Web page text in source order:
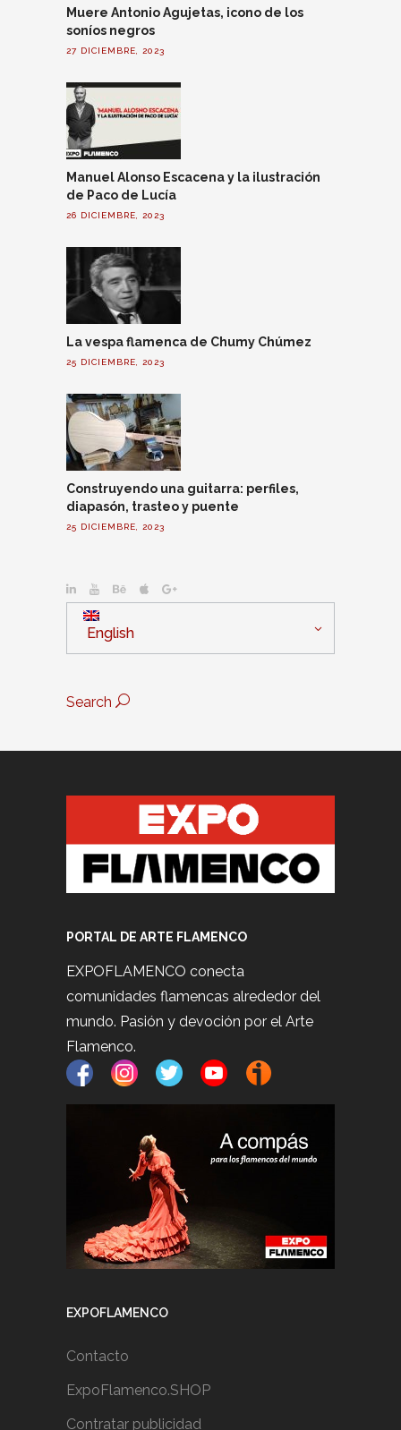
Muere Antonio Agujetas, icono de los
soníos negros
27 DICIEMBRE, 2023
Manuel Alonso Escacena y la ilustración
de Paco de Lucía
26 DICIEMBRE, 2023
La vespa flamenca de Chumy Chúmez
25 DICIEMBRE, 2023
Construyendo una guitarra: perfiles,
diapasón, trasteo y puente
25 DICIEMBRE, 2023
English
Search
PORTAL DE ARTE FLAMENCO
EXPOFLAMENCO conecta
comunidades flamencas alrededor del
mundo. Pasión y devoción por el Arte
Flamenco.
EXPOFLAMENCO
Contacto
ExpoFlamenco.SHOP
Contratar publicidad